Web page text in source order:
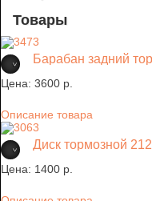
Товары
Барабан задний
Цена: 3600 p.
Описание товара
Диск тормозной
Цена: 1400 p.